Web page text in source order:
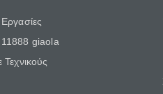
giaola